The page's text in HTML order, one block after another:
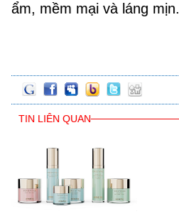
ẩm, mềm mại và láng mịn.
TIN LIÊN QUAN